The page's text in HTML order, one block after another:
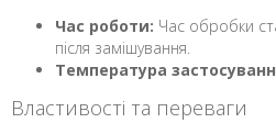
Час роботи: Час обробки
після замішування.
Температура
Властивості та переваги